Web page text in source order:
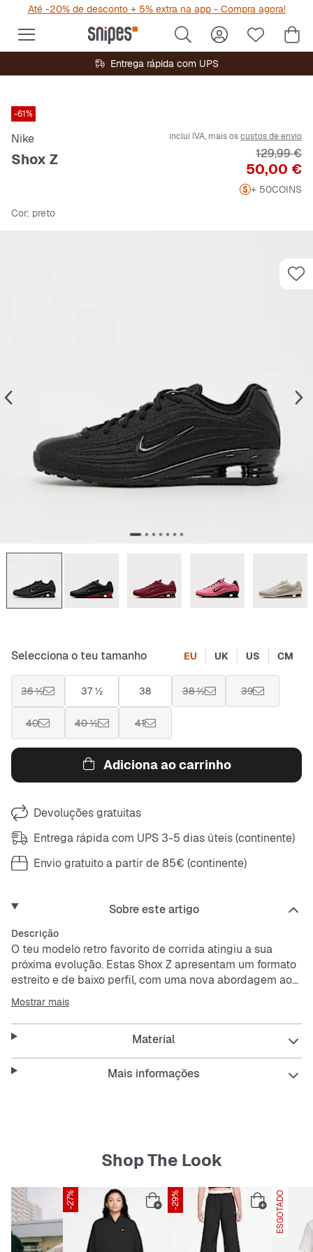
Até -20% de desconto + 5% extra na app - Compra agora!
Entrega rápida com UPS
-61%
Nike
Shox Z
inclui IVA, mais oscustos de envio
Preço
50,00 €
Preço
129,99 €
+ 50COINS
Cor: preto
Selecciona o teu tamanho EU UK US CM
36 ½ 37 ½ 38 38 ½ 39
40 40 ½ 41
Adiciona ao carrinho
Devoluções gratuitas
Entrega rápida com UPS 3-5 dias úteis (continente)
Envio gratuito a partir de 85€ (continente)
Sobre este artigo
Descrição
O teu modelo retro favorito de corrida atingiu a sua
próxima evolução. Estas Shox Z apresentam um formato
estreito e de baixo perfil, com uma nova abordagem ao
design emblemático de coluna.
A parte superior em tecido é leve e respirável, e os
detalhes em pele sintética canalizam o estilo Shox
original.
As colunas Nike Shox proporcionam um amortecimento
Mostrar mais
Material
Mais informações
Shop The Look
-27% -29% ESGOTADO